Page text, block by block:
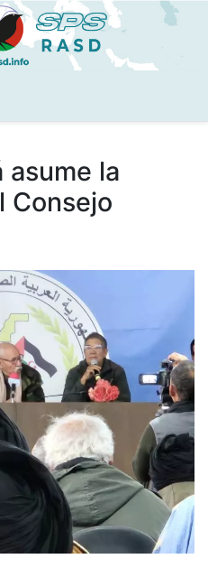
Pasar
al
contenido
asume la
Consejo